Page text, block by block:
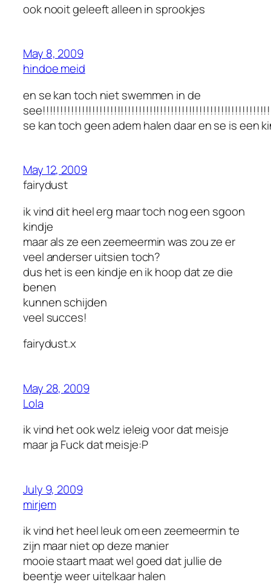
ook nooit geleeft alleen in sprookjes
May 8, 2009
hindoe meid
en se kan toch niet swemmen in de
se kan toch geen adem halen daar en se is een
May 12, 2009
fairydust
ik vind dit heel erg maar toch nog een sgoon
kindje
maar als ze een zeemeermin was zou ze er
veel anderser uitsien toch?
dus het is een kindje en ik hoop dat ze die
benen
kunnen schijden
veel succes!
fairydust.x
May 28, 2009
Lola
ik vind het ook welz ieleig voor dat meisje
maar ja Fuck dat meisje:P
July 9, 2009
mirjem
ik vind het heel leuk om een zeemeermin te
zijn maar niet op deze manier
mooie staart maat wel goed dat jullie de
beentje weer uitelkaar halen